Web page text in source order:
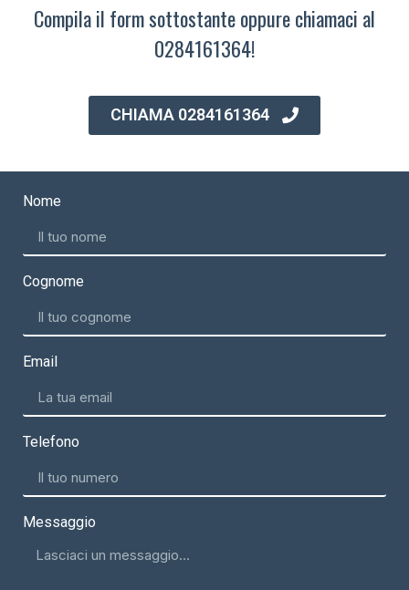
Compila il form sottostante oppure chiamaci al
0284161364!
CHIAMA 0284161364
Nome
Cognome
Email
Telefono
Messaggio